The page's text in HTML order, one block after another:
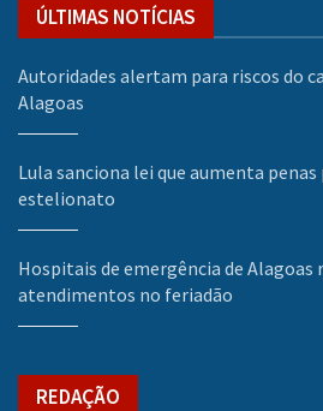
ÚLTIMAS NOTÍCIAS
Autoridades alertam para riscos do
Alagoas
Lula sanciona lei que aumenta
estelionato
Hospitais de emergência de Alagoas
atendimentos no feriadão
REDAÇÃO